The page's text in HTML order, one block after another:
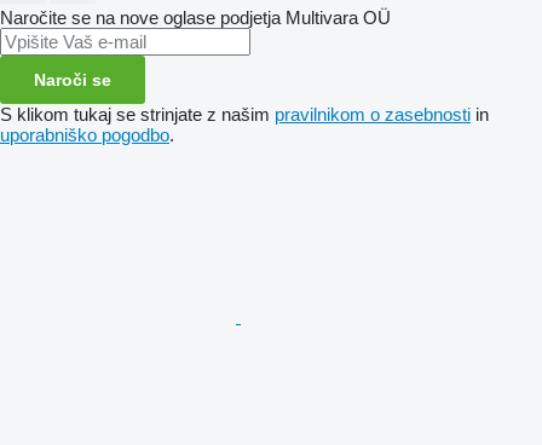
Naročite se na nove oglase podjetja Multivara OÜ
Naroči se
S klikom tukaj se strinjate z našim pravilnikom o zasebnosti in
uporabniško pogodbo.